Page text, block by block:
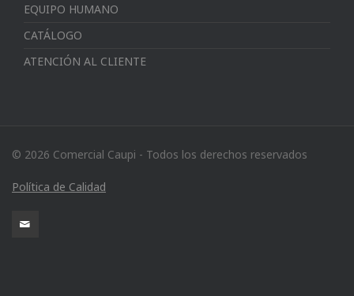
EQUIPO HUMANO
CATÁLOGO
ATENCIÓN AL CLIENTE
© 2026 Comercial Caupi - Todos los derechos reservados
Política de Calidad